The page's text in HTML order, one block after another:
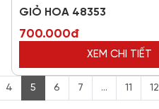
GIỎ HOA 48353
700.000đ
XEM CHI TIẾT
4 5 6 7 ... 11 12